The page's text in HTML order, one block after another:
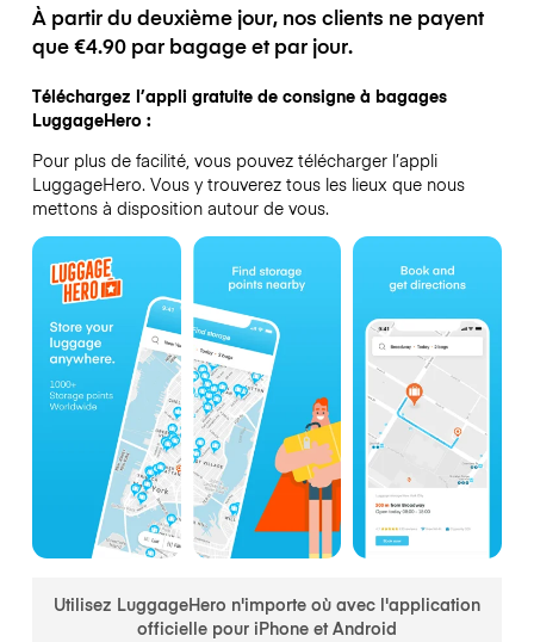
À partir du deuxième jour, nos clients ne payent
que €4.90 par bagage et par jour.
Téléchargez l’appli gratuite de consigne à bagages
LuggageHero :
Pour plus de facilité, vous pouvez télécharger l’appli
LuggageHero. Vous y trouverez tous les lieux que nous
mettons à disposition autour de vous.
Utilisez LuggageHero n'importe où avec l'application
officielle pour iPhone et Android